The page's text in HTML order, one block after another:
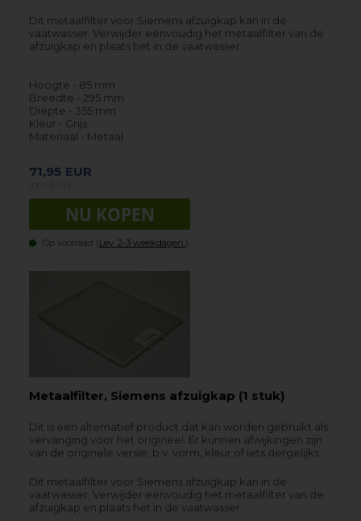
Dit metaalfilter voor Siemens afzuigkap kan in de
vaatwasser. Verwijder eenvoudig het metaalfilter van de
afzuigkap en plaats het in de vaatwasser.
Hoogte - 85 mm
Breedte - 295 mm
Diepte - 355 mm
Kleur - Grijs
Materiaal - Metaal
71,95 EUR
Op voorraad (Lev. 2-3 weekdagen. ).
Metaalfilter, Siemens afzuigkap (1 stuk)
Dit is een alternatief product dat kan worden gebruikt als
vervanging voor het origineel. Er kunnen afwijkingen zijn
van de originele versie, b.v. vorm, kleur of iets dergelijks.
Dit metaalfilter voor Siemens afzuigkap kan in de
vaatwasser. Verwijder eenvoudig het metaalfilter van de
afzuigkap en plaats het in de vaatwasser.